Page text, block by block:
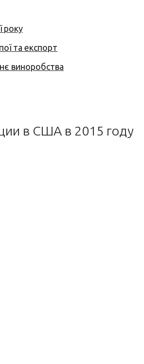
року
та експорт
виноробства
в США в 2015 году